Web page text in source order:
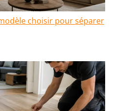
choisir pour séparer